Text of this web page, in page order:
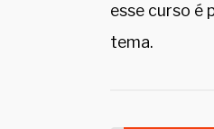
esse curso é
tema.